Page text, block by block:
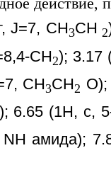
J=7, CH3CH 2
СН2); 3.17
CH3CH2
6.65 (1H, c,
амида);